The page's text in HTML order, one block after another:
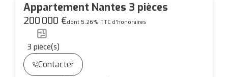
Appartement Nantes 3 pièces
200 000 €dont 5.26% TTC d'honoraires
3 pièce(s)
Contacter